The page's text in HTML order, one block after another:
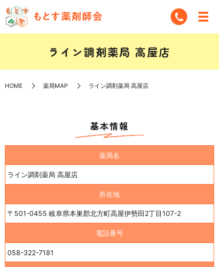
ライン調剤薬局 高屋店
HOME 薬局MAP ライン調剤薬局 高屋店
基本情報
薬局名
ライン調剤薬局 高屋店
所在地
〒501-0455 岐阜県本巣郡北方町高屋伊勢田2丁目107-2
電話番号
058-322-7181